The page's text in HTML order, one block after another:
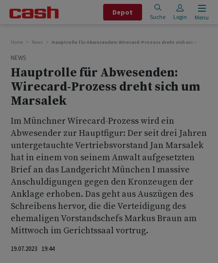
Depot
Suche Login Menu
Home News Hauptrolle für Abwesenden: Wirecard-Prozess dreht sich um Marsalek
NEWS
Hauptrolle für Abwesenden:
Wirecard-Prozess dreht sich um
Marsalek
Im Münchner Wirecard-Prozess wird ein
Abwesender zur Hauptfigur: Der seit drei Jahren
untergetauchte Vertriebsvorstand Jan Marsalek
hat in einem von seinem Anwalt aufgesetzten
Brief an das Landgericht München I massive
Anschuldigungen gegen den Kronzeugen der
Anklage erhoben. Das geht aus Auszügen des
Schreibens hervor, die die Verteidigung des
ehemaligen Vorstandschefs Markus Braun am
Mittwoch im Gerichtssaal vortrug.
19.07.2023 19:44